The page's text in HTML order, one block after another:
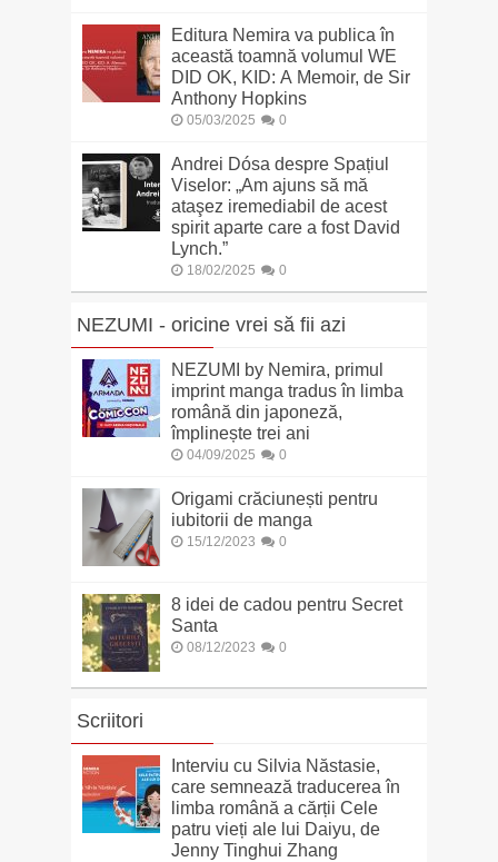
Editura Nemira va publica în
această toamnă volumul WE
DID OK, KID: A Memoir, de Sir
Anthony Hopkins
05/03/2025 0
Andrei Dósa despre Spațiul
Viselor: „Am ajuns să mă
ataşez iremediabil de acest
spirit aparte care a fost David
Lynch.”
18/02/2025 0
NEZUMI - oricine vrei să fii azi
NEZUMI by Nemira, primul
imprint manga tradus în limba
română din japoneză,
împlinește trei ani
04/09/2025 0
Origami crăciunești pentru
iubitorii de manga
15/12/2023 0
8 idei de cadou pentru Secret
Santa
08/12/2023 0
Scriitori
Interviu cu Silvia Năstasie,
care semnează traducerea în
limba română a cărții Cele
patru vieți ale lui Daiyu, de
Jenny Tinghui Zhang